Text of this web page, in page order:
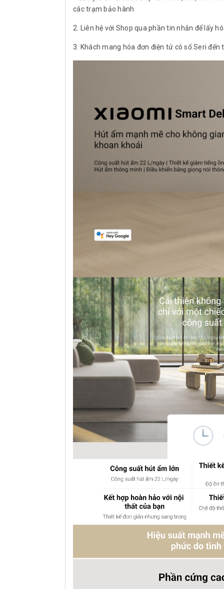
các trạm bảo hành
2. Liên hệ với Shop qua phần tin nhắn để lấy
3. Khách mang hóa đơn điện tử có số Seri